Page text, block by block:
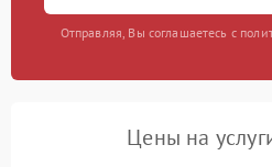
Отправляя, Вы соглашаетесь с
Цены на